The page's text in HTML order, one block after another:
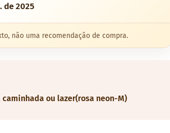
de 2025
não uma recomendação de compra.
ou lazer(rosa neon-M)